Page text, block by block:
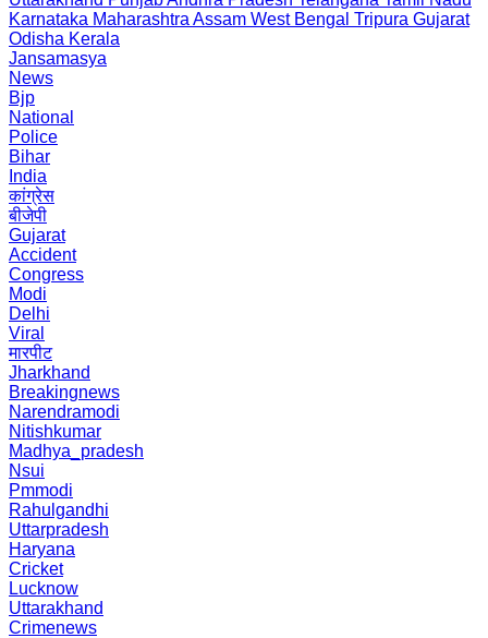
Karnataka Maharashtra Assam West Bengal Tripura Gujarat
Odisha Kerala
Jansamasya
News
Bjp
National
Police
Bihar
India
कांग्रेस
बीजेपी
Gujarat
Accident
Congress
Modi
Delhi
Viral
मारपीट
Jharkhand
Breakingnews
Narendramodi
Nitishkumar
Madhya_pradesh
Nsui
Pmmodi
Rahulgandhi
Uttarpradesh
Haryana
Cricket
Lucknow
Uttarakhand
Crimenews